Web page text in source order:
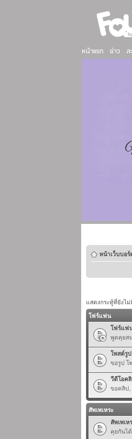
หน้าเว็บบอร์
แสดงกระทู้ที่ยังไ
โฟร์แฟน
โฟร์แฟ
พูดคุยส
โพสต์รูป
ขอรูป โ
วีดีโอคลิ
ขอคลิป,
สัพเพเหระ
สัพเพเห
คุยกันไ